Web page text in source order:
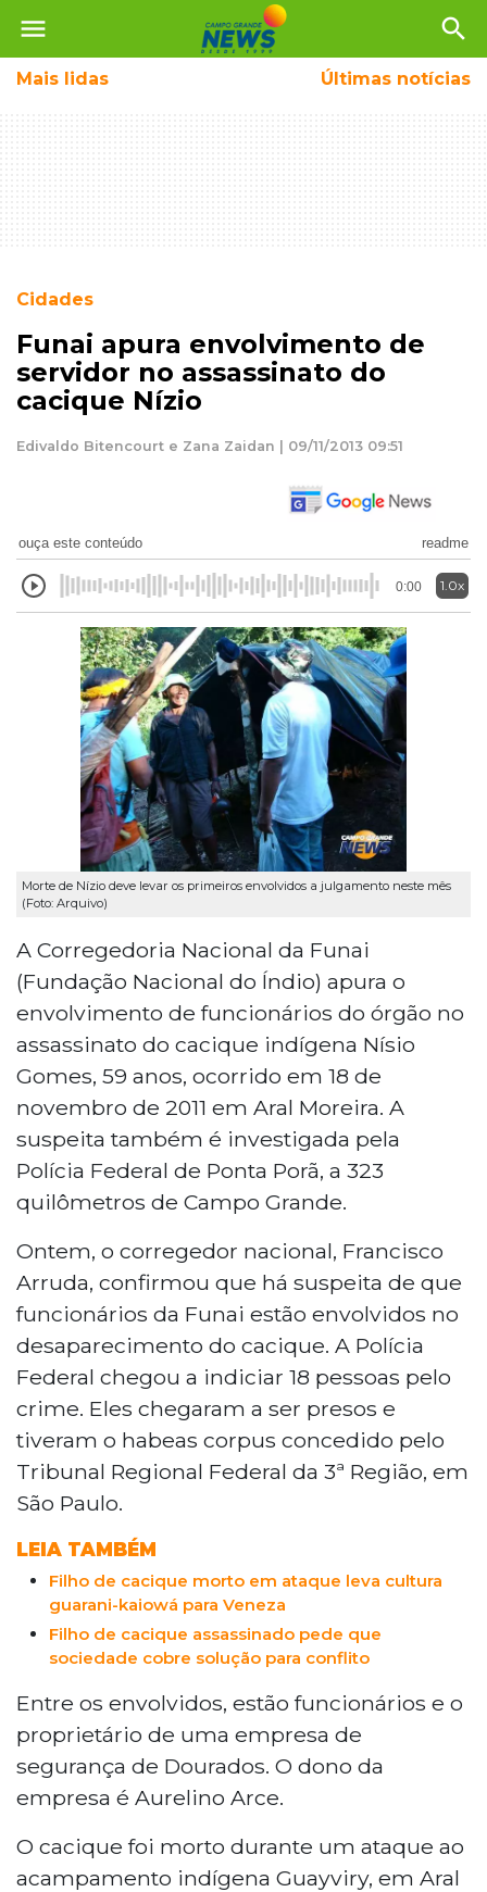
menu search
Mais lidas Últimas notícias
Cidades
Funai apura envolvimento de
servidor no assassinato do
cacique Nízio
Edivaldo Bitencourt e Zana Zaidan | 09/11/2013 09:51
ouça este conteúdo readme
0:00 1.0x
Morte de Nízio deve levar os primeiros envolvidos a julgamento neste mês
(Foto: Arquivo)
A Corregedoria Nacional da Funai
(Fundação Nacional do Índio) apura o
envolvimento de funcionários do órgão no
assassinato do cacique indígena Nísio
Gomes, 59 anos, ocorrido em 18 de
novembro de 2011 em Aral Moreira. A
suspeita também é investigada pela
Polícia Federal de Ponta Porã, a 323
quilômetros de Campo Grande.
Ontem, o corregedor nacional, Francisco
Arruda, confirmou que há suspeita de que
funcionários da Funai estão envolvidos no
desaparecimento do cacique. A Polícia
Federal chegou a indiciar 18 pessoas pelo
crime. Eles chegaram a ser presos e
tiveram o habeas corpus concedido pelo
Tribunal Regional Federal da 3ª Região, em
São Paulo.
LEIA TAMBÉM
Filho de cacique morto em ataque leva cultura
guarani-kaiowá para Veneza
Filho de cacique assassinado pede que
sociedade cobre solução para conflito
Entre os envolvidos, estão funcionários e o
proprietário de uma empresa de
segurança de Dourados. O dono da
empresa é Aurelino Arce.
O cacique foi morto durante um ataque ao
acampamento indígena Guayviry, em Aral